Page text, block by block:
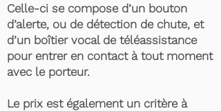
Celle-ci se compose d’un bouton
d’alerte, ou de détection de chute, et
d’un boîtier vocal de téléassistance
pour entrer en contact à tout moment
avec le porteur.
Le prix est également un critère à